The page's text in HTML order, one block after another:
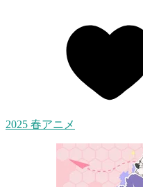
2025 春アニメ